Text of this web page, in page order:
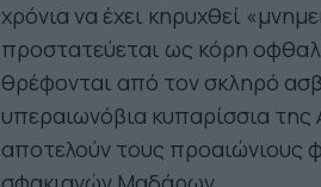
χρόνια να έχει κηρυχθεί
προστατεύεται ως κόρη
θρέφονται από τον σκληρό
υπεραιωνόβια κυπαρίσσια
αποτελούν τους προαιώνιους